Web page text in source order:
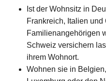
Ist der Wohnsitz in
Frankreich, Italien
Familienangehörigen
Schweiz versichern
ihrem Wohnort.
Wohnen sie in